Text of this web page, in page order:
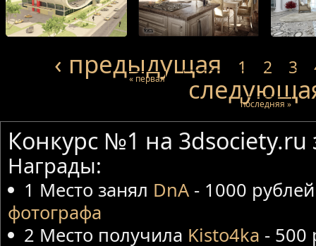
« первая
‹ предыдущая 1 2 3
последняя »
Конкурс №1 на 3dsociety.ru
Награды:
1 Место занял DnA - 1000
фотографа
2 Место получила Kisto4ka - 500